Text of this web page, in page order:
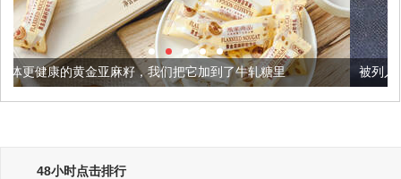
，我们把它加到了牛轧糖里 被列入佛家七宝的它到底有多
48小时点击排行